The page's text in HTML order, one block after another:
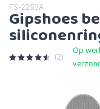
FS-2253A
Gipshoes
(2)
Op